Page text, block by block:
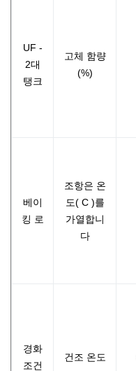
UF -
2대
탱크
고체 함량
(%)
베이
킹 로
조항은 온
도( C )를
가열합니
다
경화
조건
건조 온도